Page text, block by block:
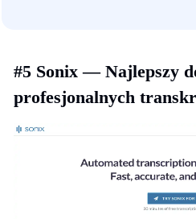
#5 Sonix — Najlepszy
profesjonalnych